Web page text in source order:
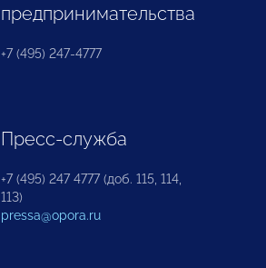
предпринимательства
+7 (495) 247-4777
Пресс-служба
+7 (495) 247 4777 (доб. 115, 114,
113)
pressa@opora.ru